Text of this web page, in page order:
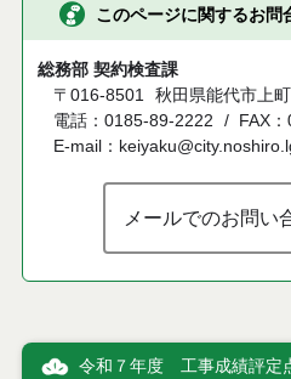
このページに関するお問
総務部 契約検査課
〒016-8501 秋田県能代市上
電話：0185-89-2222
FAX
E-mail：
メールでのお問い
令和７年度 工事成績評定